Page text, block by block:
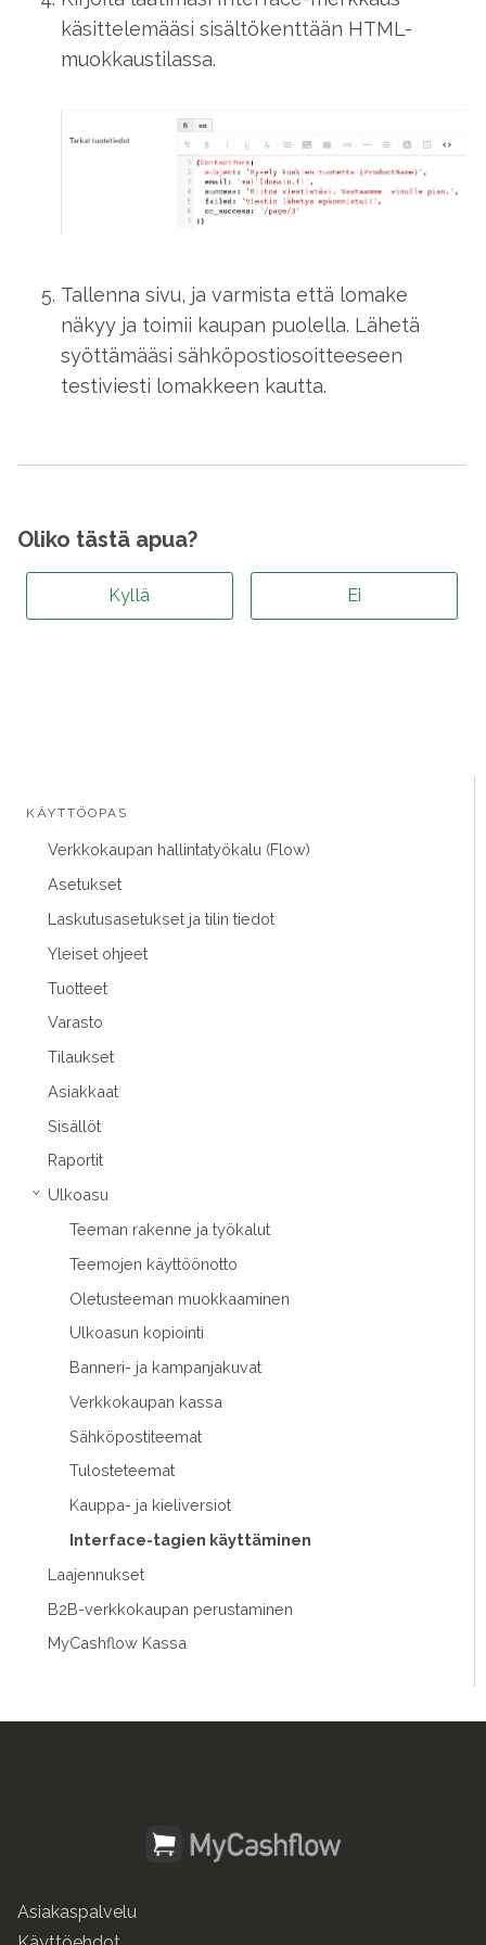
KÄYTTÖOPAS
Verkkokaupan hallintatyökalu (Flow)
Asetukset
Laskutusasetukset ja tilin tiedot
Yleiset ohjeet
Tuotteet
Varasto
Tilaukset
Asiakkaat
Sisällöt
Raportit
›
Ulkoasu
Teeman rakenne ja työkalut
Teemojen käyttöönotto
Oletusteeman muokkaaminen
Ulkoasun kopiointi
Banneri- ja kampanjakuvat
Verkkokaupan kassa
Sähköpostiteemat
Tulosteteemat
Kauppa- ja kieliversiot
Interface-tagien käyttäminen
Laajennukset
B2B-verkkokaupan perustaminen
MyCashflow Kassa
käsittelemääsi sisältökenttään HTML-
muokkaustilassa.
Tallenna sivu, ja varmista että lomake
näkyy ja toimii kaupan puolella. Lähetä
syöttämääsi sähköpostiosoitteeseen
testiviesti lomakkeen kautta.
Oliko tästä apua?
Kyllä Ei
Asiakaspalvelu